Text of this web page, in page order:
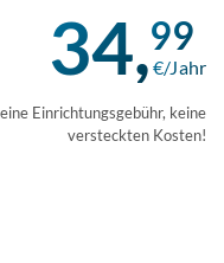
34,99
€/Jahr
Einrichtungsgebühr, keine
versteckten Kosten!